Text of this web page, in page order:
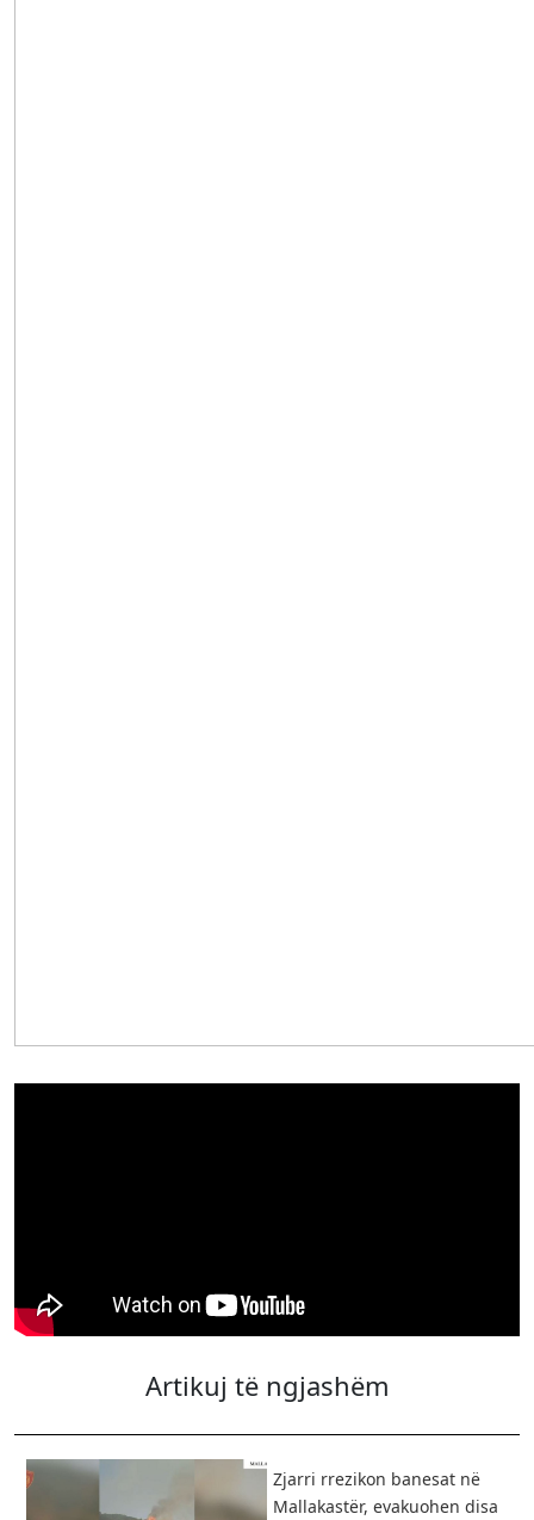
Artikuj të ngjashëm
Zjarri rrezikon banesat në
Mallakastër, evakuohen disa